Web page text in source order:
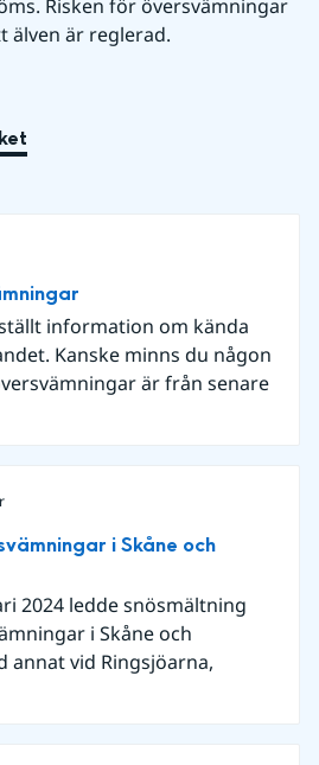
Risken för översvämningar
älven är reglerad.
information om kända
Kanske minns du någon
är från senare
i Skåne och
2024 ledde snösmältning
i Skåne och
annat vid Ringsjöarna,